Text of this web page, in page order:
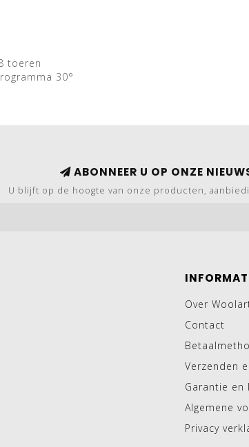
toeren
30°
ABONNEER U OP ONZE
U blijft op de hoogte van onze producten,
Over
Contact
Verzenden
Garantie en
Algemene
Privacy